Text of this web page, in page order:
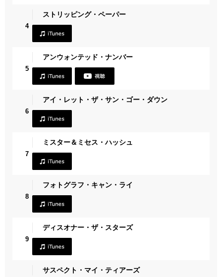
4
ストリッピング・ペーパー
5
アンウォンテッド・ナンバー
6
アイ・レット・ザ・サン・ゴー・ダウン
7
ミスター＆ミセス・ハッシュ
8
フォトグラフ・キャン・ライ
9
ディスオナー・ザ・スターズ
サスペクト・マイ・ティアーズ